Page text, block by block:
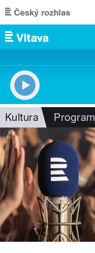
Přejít k hlavnímu obsahu
Kultura Program